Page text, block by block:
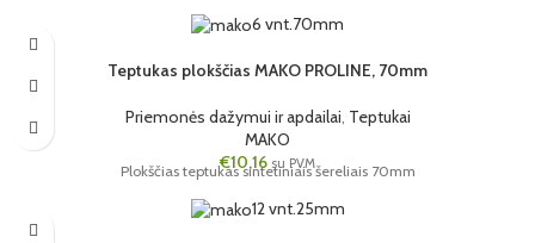
6 vnt.70mm
Teptukas plokščias MAKO PROLINE, 70mm
Priemonės dažymui ir apdailai, Teptukai
MAKO
€10,16 su PVM
Plokščias teptukas sintetiniais šereliais 70mm
12 vnt.25mm